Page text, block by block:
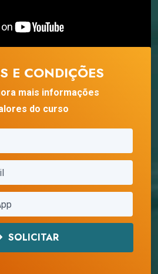
E CONDIÇÕES
mais informações
do curso
SOLICITAR